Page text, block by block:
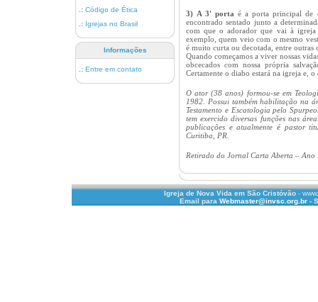
.: Código de Ética
.: Igrejas no Brasil
Informações
.: Entre em contato
3) A 3' porta é a porta principal de
encontrado sentado junto a
com que o adorador que vai à
exemplo, quem veio com o mesmo
é muito curta ou decotada, entre outras
Quando começamos a viver nossas
obcecados com nossa própria
Certamente o diabo estará na igreja e,
O ator (38 anos) formou-se em
1982. Possui também habilitação na
Testamento e Escatologia pelo
tem exercido diversas funções nas
publicações e atualmente é pastor
Curitiba, PR.
Retirado do Jornal Carta Aberta –
Igreja de Nova Vida em São Cristóvão-
Email para Webmaster@invsc.org.br-